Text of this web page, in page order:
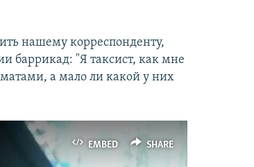
нашему корреспонденту,
баррикад: "Я таксист, как мне
а мало ли какой у них
EMBED SHARE